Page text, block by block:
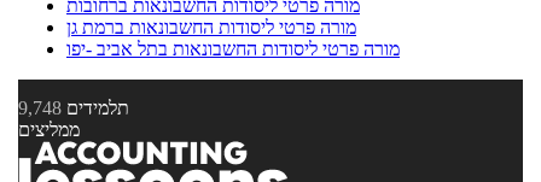
מורה פרטי ליסודות החשבונאות ברחובות
מורה פרטי ליסודות החשבונאות ברמת גן
מורה פרטי ליסודות החשבונאות בתל אביב -יפו
9,748 תלמידים
ממליצים